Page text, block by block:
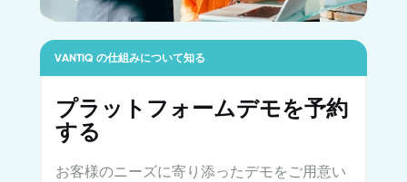
VANTIQ の仕組みについて知る
プラットフォームデモを予約
する
お客様のニーズに寄り添ったデモをご用意い